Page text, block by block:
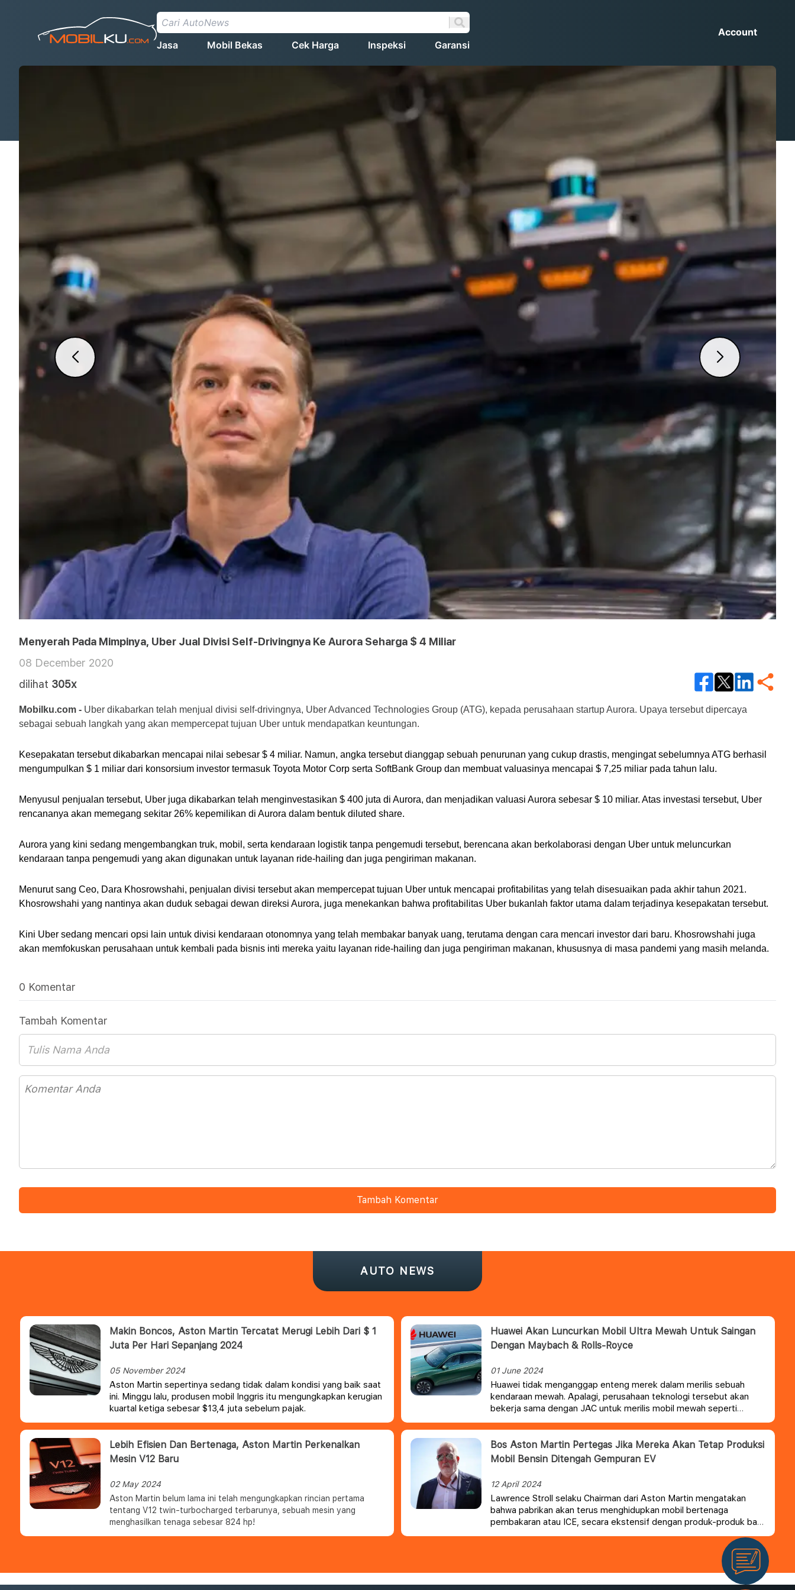
Jasa Mobil Bekas Cek Harga Inspeksi Garansi
Account
Menyerah Pada Mimpinya, Uber Jual Divisi Self-Drivingnya Ke Aurora Seharga $ 4 Miliar
08 December 2020
dilihat 305x
Mobilku.com - Uber dikabarkan telah menjual divisi self-drivingnya, Uber Advanced Technologies Group (ATG), kepada perusahaan startup Aurora. Upaya tersebut dipercaya
sebagai sebuah langkah yang akan mempercepat tujuan Uber untuk mendapatkan keuntungan.
Kesepakatan tersebut dikabarkan mencapai nilai sebesar $ 4 miliar. Namun, angka tersebut dianggap sebuah penurunan yang cukup drastis, mengingat sebelumnya ATG berhasil
mengumpulkan $ 1 miliar dari konsorsium investor termasuk Toyota Motor Corp serta SoftBank Group dan membuat valuasinya mencapai $ 7,25 miliar pada tahun lalu.
Menyusul penjualan tersebut, Uber juga dikabarkan telah menginvestasikan $ 400 juta di Aurora, dan menjadikan valuasi Aurora sebesar $ 10 miliar. Atas investasi tersebut, Uber
rencananya akan memegang sekitar 26% kepemilikan di Aurora dalam bentuk diluted share.
Aurora yang kini sedang mengembangkan truk, mobil, serta kendaraan logistik tanpa pengemudi tersebut, berencana akan berkolaborasi dengan Uber untuk meluncurkan
kendaraan tanpa pengemudi yang akan digunakan untuk layanan ride-hailing dan juga pengiriman makanan.
Menurut sang Ceo, Dara Khosrowshahi, penjualan divisi tersebut akan mempercepat tujuan Uber untuk mencapai profitabilitas yang telah disesuaikan pada akhir tahun 2021.
Khosrowshahi yang nantinya akan duduk sebagai dewan direksi Aurora, juga menekankan bahwa profitabilitas Uber bukanlah faktor utama dalam terjadinya kesepakatan tersebut.
Kini Uber sedang mencari opsi lain untuk divisi kendaraan otonomnya yang telah membakar banyak uang, terutama dengan cara mencari investor dari baru. Khosrowshahi juga
akan memfokuskan perusahaan untuk kembali pada bisnis inti mereka yaitu layanan ride-hailing dan juga pengiriman makanan, khususnya di masa pandemi yang masih melanda.
0 Komentar
Tambah Komentar
Tambah Komentar
AUTO NEWS
Makin Boncos, Aston Martin Tercatat Merugi Lebih Dari $ 1
Juta Per Hari Sepanjang 2024
05 November 2024
Aston Martin sepertinya sedang tidak dalam kondisi yang baik saat
ini. Minggu lalu, produsen mobil Inggris itu mengungkapkan kerugian
kuartal ketiga sebesar $13,4 juta sebelum pajak.
Huawei Akan Luncurkan Mobil Ultra Mewah Untuk Saingan
Dengan Maybach & Rolls-Royce
01 June 2024
Huawei tidak menganggap enteng merek dalam merilis sebuah
kendaraan mewah. Apalagi, perusahaan teknologi tersebut akan
bekerja sama dengan JAC untuk merilis mobil mewah seperti
Maybach dan Rolls-Royce.
Lebih Efisien Dan Bertenaga, Aston Martin Perkenalkan
Mesin V12 Baru
02 May 2024
Aston Martin belum lama ini telah mengungkapkan rincian pertama
tentang V12 twin-turbocharged terbarunya, sebuah mesin yang
menghasilkan tenaga sebesar 824 hp!
Bos Aston Martin Pertegas Jika Mereka Akan Tetap Produksi
Mobil Bensin Ditengah Gempuran EV
12 April 2024
Lawrence Stroll selaku Chairman dari Aston Martin mengatakan
bahwa pabrikan akan terus menghidupkan mobil bertenaga
pembakaran atau ICE, secara ekstensif dengan produk-produk baru
seperti DB12, Vantage yang diperbarui, dan DBX707.